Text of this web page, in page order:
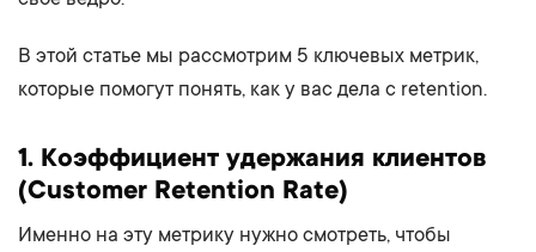
В этой статье мы рассмотрим 5 ключевых метрик,
которые помогут понять, как у вас дела с retention.
1. Коэффициент удержания клиентов
(Customer Retention Rate)
Именно на эту метрику нужно смотреть, чтобы